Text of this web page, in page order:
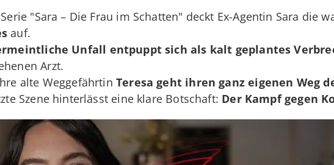
"Sara – Die Frau im Schatten" deckt Ex-Agentin Sara die
auf.
Unfall entpuppt sich als kalt geplantes
Arzt.
alte WeggefährtinTeresa geht ihren ganz eigenen Weg
Szene hinterlässt eine klare Botschaft: Der Kampf gegen